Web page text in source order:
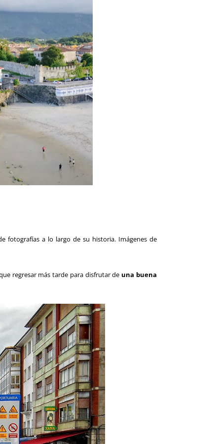
fotografías a lo largo de su historia. Imágenes de
regresar más tarde para disfrutar de una buena